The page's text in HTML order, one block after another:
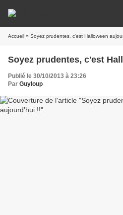
Accueil » Soyez prudentes, c'est Halloween
Soyez prudentes, c'est
Publié le 30/10/2013 à 23:26
Par Guyloup